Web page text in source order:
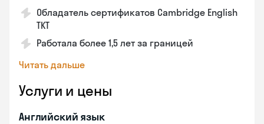
Обладатель сертификатов Cambridge English
TKT
Работала более 1,5 лет за границей
Читать дальше
Услуги и цены
Английский язык